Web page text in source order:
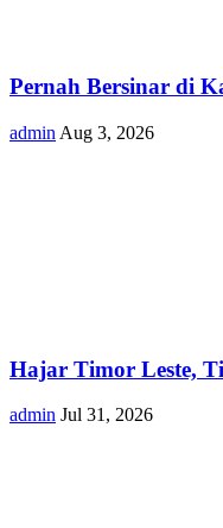
Pernah Bersinar di
admin Aug 3, 2026
Hajar Timor Leste,
admin Jul 31, 2026